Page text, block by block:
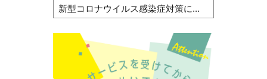
新型コロナウイルス感染症対策に...